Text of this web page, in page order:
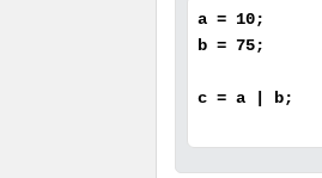
a = 10;
b = 75;
c = a | b;